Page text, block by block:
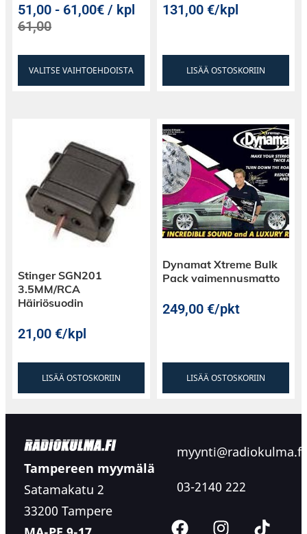
51,00 - 61,00€ / kpl
61,00
VALITSE VAIHTOEHDOISTA
131,00€/kpl
LISÄÄ OSTOSKORIIN
Stinger SGN201
3.5MM/RCA
Häiriösuodin
21,00€/kpl
LISÄÄ OSTOSKORIIN
Dynamat Xtreme Bulk
Pack vaimennusmatto
249,00€/pkt
LISÄÄ OSTOSKORIIN
Tampereen myymälä
Satamakatu 2
33200 Tampere
myynti@radiokulma.fi
03-2140 222